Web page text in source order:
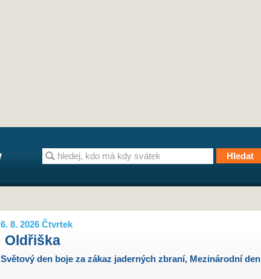
6. 8. 2026 Čtvrtek
Oldřiška
Světový den boje za zákaz jaderných zbraní, Mezinárodní den